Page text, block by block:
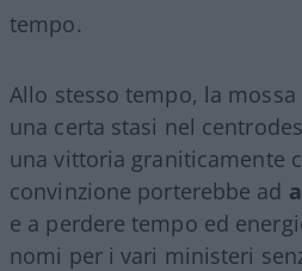
tempo.
Allo stesso tempo, la
una certa stasi nel
una vittoria graniticamente
convinzione porterebbe ad
e a perdere tempo ed
nomi per i vari ministeri